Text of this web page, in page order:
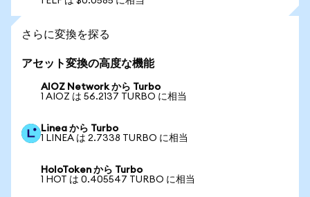
さらに変換を探る
アセット変換の高度な機能
AIOZ Network から Turbo
1 AIOZ は 56.2137 TURBO に相当
Linea から Turbo
1 LINEA は 2.7338 TURBO に相当
HoloToken から Turbo
1 HOT は 0.405547 TURBO に相当